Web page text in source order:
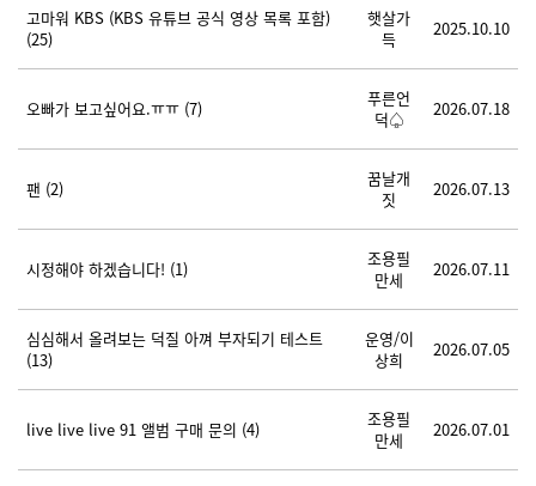
고마워 KBS (KBS 유튜브 공식 영상 목록 포함)
(25)
햇살가
득
2025.10.10
오빠가 보고싶어요.ㅠㅠ (7)
푸른언
덕♤
2026.07.18
팬 (2)
꿈날개
짓
2026.07.13
시정해야 하겠습니다! (1)
조용필
만세
2026.07.11
심심해서 올려보는 덕질 아껴 부자되기 테스트
(13)
운영/이
상희
2026.07.05
live live live 91 앨범 구매 문의 (4)
조용필
만세
2026.07.01